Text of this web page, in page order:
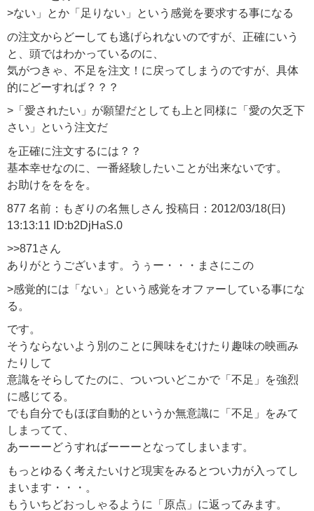
>ない」とか「足りない」という感覚を要求する事になる
の注文からどーしても逃げられないのですが、正確にいう
と、頭ではわかっているのに、
気がつきゃ、不足を注文！に戻ってしまうのですが、具体
的にどーすれば？？？
>「愛されたい」が願望だとしても上と同様に「愛の欠乏下
さい」という注文だ
を正確に注文するには？？
基本幸せなのに、一番経験したいことが出来ないです。
お助けをををを。
877 名前：もぎりの名無しさん 投稿日：2012/03/18(日)
13:13:11 ID:b2DjHaS.0
>>871さん
ありがとうございます。うぅー・・・まさにこの
>感覚的には「ない」という感覚をオファーしている事にな
る。
です。
そうならないよう別のことに興味をむけたり趣味の映画み
たりして
意識をそらしてたのに、ついついどこかで「不足」を強烈
に感じてる。
でも自分でもほぼ自動的というか無意識に「不足」をみて
しまってて、
あーーーどうすればーーーとなってしまいます。
もっとゆるく考えたいけど現実をみるとつい力が入ってし
まいます・・・。
もういちどおっしゃるように「原点」に返ってみます。